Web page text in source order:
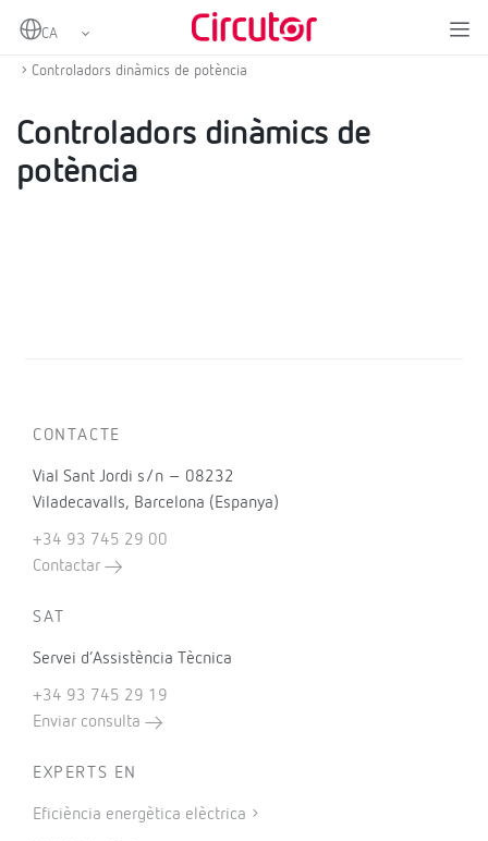
Home
Conjunts autoconsum instantani
Controladors dinàmics de potència
Controladors dinàmics de
potència
CONTACTE
Vial Sant Jordi s/n – 08232
Viladecavalls, Barcelona (Espanya)
+34 93 745 29 00
Contactar
SAT
Servei d’Assistència Tècnica
+34 93 745 29 19
Enviar consulta
EXPERTS EN
Eficiència energètica elèctrica